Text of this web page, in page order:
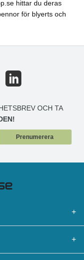
hittar du deras
för blyerts och
OCH TA
Prenumerera
+
+